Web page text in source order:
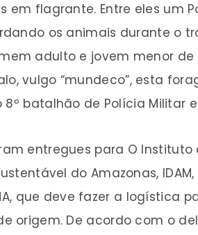
em flagrante. Entre eles um
os animais durante o
adulto e jovem menor de
vulgo “mundeco”, esta
batalhão de Polícia Militar
entregues para O
do Amazonas,
que deve fazer a logística
origem. De acordo com o